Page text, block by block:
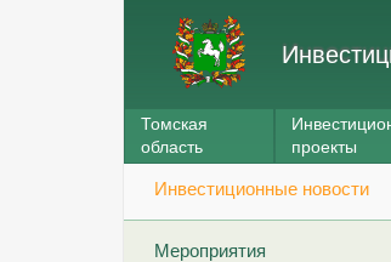
Томская
область
проекты
Инвестиционные новости
Мероприятия